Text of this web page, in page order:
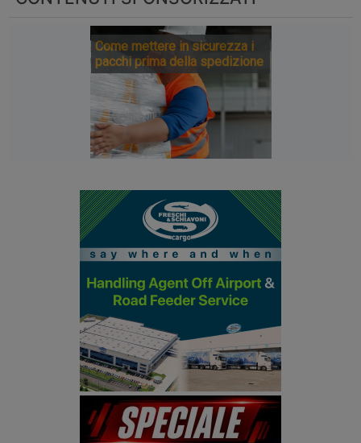
Come mettere in sicurezza i
pacchi prima della spedizione